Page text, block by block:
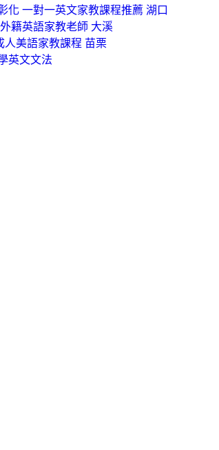
化 一對一英文家教課程推薦 湖口
籍英語家教老師 大溪
人美語家教課程 苗栗
英文文法